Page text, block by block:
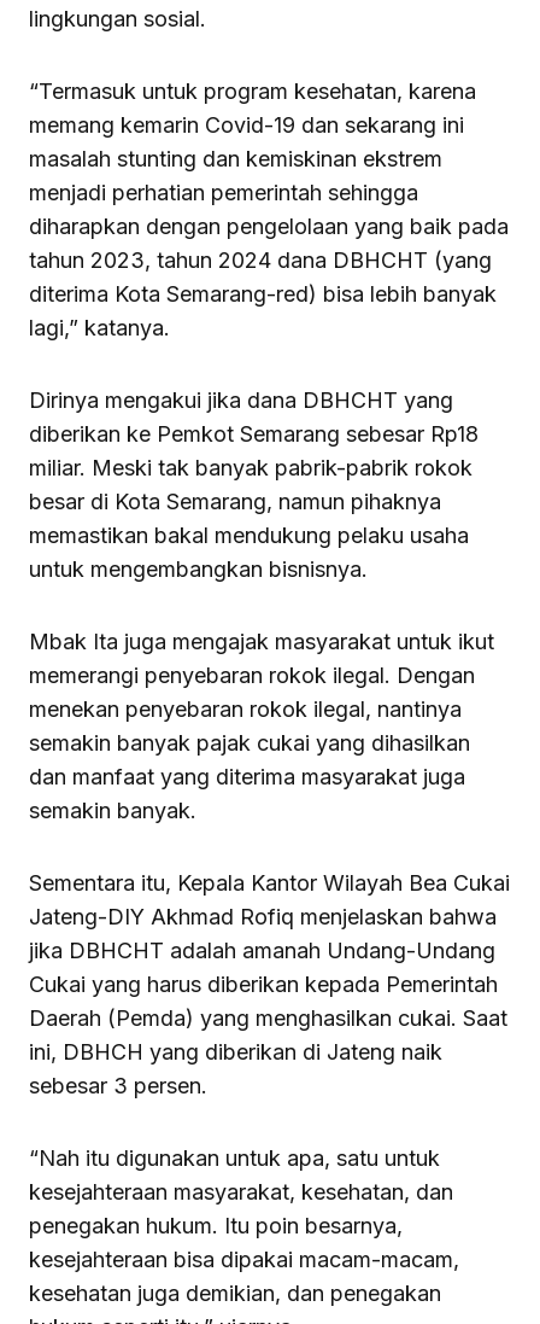
lingkungan sosial.
“Termasuk untuk program kesehatan, karena
memang kemarin Covid-19 dan sekarang ini
masalah stunting dan kemiskinan ekstrem
menjadi perhatian pemerintah sehingga
diharapkan dengan pengelolaan yang baik pada
tahun 2023, tahun 2024 dana DBHCHT (yang
diterima Kota Semarang-red) bisa lebih banyak
lagi,” katanya.
Dirinya mengakui jika dana DBHCHT yang
diberikan ke Pemkot Semarang sebesar Rp18
miliar. Meski tak banyak pabrik-pabrik rokok
besar di Kota Semarang, namun pihaknya
memastikan bakal mendukung pelaku usaha
untuk mengembangkan bisnisnya.
Mbak Ita juga mengajak masyarakat untuk ikut
memerangi penyebaran rokok ilegal. Dengan
menekan penyebaran rokok ilegal, nantinya
semakin banyak pajak cukai yang dihasilkan
dan manfaat yang diterima masyarakat juga
semakin banyak.
Sementara itu, Kepala Kantor Wilayah Bea Cukai
Jateng-DIY Akhmad Rofiq menjelaskan bahwa
jika DBHCHT adalah amanah Undang-Undang
Cukai yang harus diberikan kepada Pemerintah
Daerah (Pemda) yang menghasilkan cukai. Saat
ini, DBHCH yang diberikan di Jateng naik
sebesar 3 persen.
“Nah itu digunakan untuk apa, satu untuk
kesejahteraan masyarakat, kesehatan, dan
penegakan hukum. Itu poin besarnya,
kesejahteraan bisa dipakai macam-macam,
kesehatan juga demikian, dan penegakan